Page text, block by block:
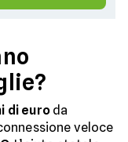
di euroda
veloce